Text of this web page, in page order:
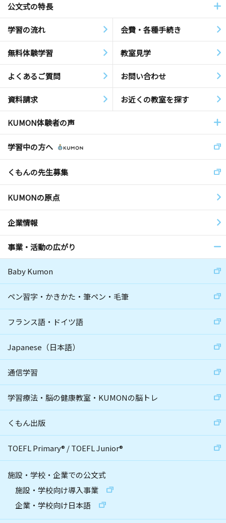
公文式の特長
学習の流れ 会費・各種手続き
無料体験学習 教室見学
よくあるご質問 お問い合わせ
資料請求 お近くの教室を探す
KUMON体験者の声
学習中の方へ
くもんの先生募集
KUMONの原点
企業情報
事業・活動の広がり
Baby Kumon
ペン習字・かきかた・筆ペン・毛筆
フランス語・ドイツ語
Japanese（日本語）
通信学習
学習療法・脳の健康教室・KUMONの脳トレ
くもん出版
TOEFL Primary® /TOEFL Junior®
施設・学校・企業での公文式
施設・学校向け導入事業
企業・学校向け日本語